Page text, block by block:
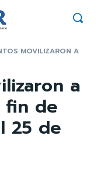
MOVILIZARON A
a
fin de
25 de